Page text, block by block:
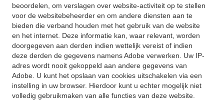
beoordelen, om verslagen over website-activiteit op te stellen
voor de websitebeheerder en om andere diensten aan te
bieden die verband houden met het gebruik van de website
en het internet. Deze informatie kan, waar relevant, worden
doorgegeven aan derden indien wettelijk vereist of indien
deze derden de gegevens namens Adobe verwerken. Uw IP-
adres wordt nooit gekoppeld aan andere gegevens van
Adobe. U kunt het opslaan van cookies uitschakelen via een
instelling in uw browser. Hierdoor kunt u echter mogelijk niet
volledig gebruikmaken van alle functies van deze website.